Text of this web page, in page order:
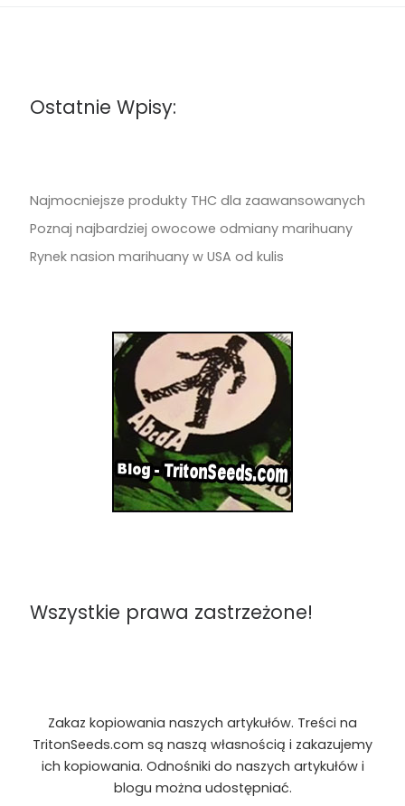
Ostatnie Wpisy:
Najmocniejsze produkty THC dla zaawansowanych
Poznaj najbardziej owocowe odmiany marihuany
Rynek nasion marihuany w USA od kulis
Wszystkie prawa zastrzeżone!
Zakaz kopiowania naszych artykułów. Treści na
TritonSeeds.com są naszą własnością i zakazujemy
ich kopiowania. Odnośniki do naszych artykułów i
blogu można udostępniać.